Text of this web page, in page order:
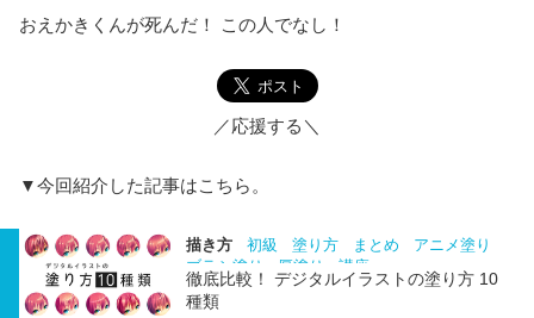
おえかきくんが死んだ！ この人でなし！
／応援する＼
▼今回紹介した記事はこちら。
描き方 初級 塗り方 まとめ
アニメ塗り
ブラシ塗り
厚塗り 講座
徹底比較！ デジタルイラストの塗り方 10
種類